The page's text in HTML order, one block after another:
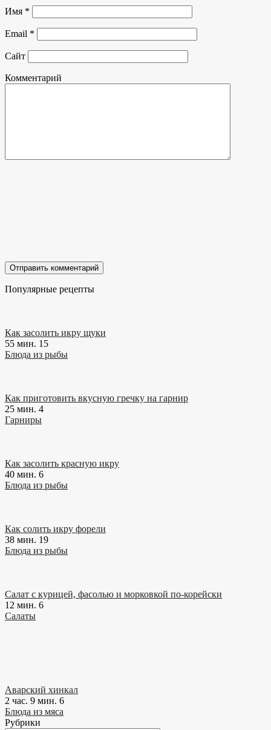
Имя *
Email *
Сайт
Комментарий
Популярные рецепты
Как засолить икру щуки
55 мин. 15
Блюда из рыбы
Как приготовить вкусную гречку на гарнир
25 мин. 4
Гарниры
Как засолить красную икру
40 мин. 6
Блюда из рыбы
Как солить икру форели
38 мин. 19
Блюда из рыбы
Салат с курицей, фасолью и морковкой по-корейски
12 мин. 6
Салаты
Аварский хинкал
2 час. 9 мин. 6
Блюда из мяса
Рубрики